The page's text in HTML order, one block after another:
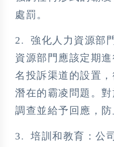
處罰。
2. 強化人力資源部
資源部門應該定期
名投訴渠道的設置
潛在的霸凌問題。
調查並給予回應，防
3. 培訓和教育：公